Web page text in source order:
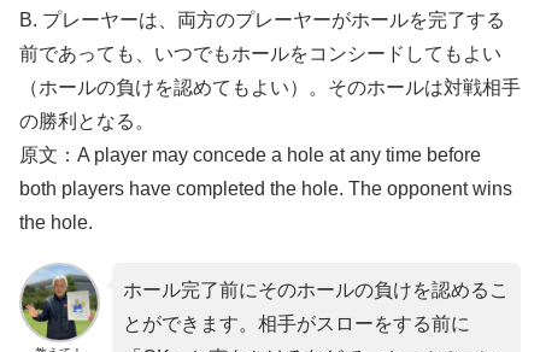
B. プレーヤーは、両⽅のプレーヤーがホールを完了する
前であっても、いつでもホールをコンシードしてもよい
（ホールの負けを認めてもよい）。そのホールは対戦相⼿
の勝利となる。
原文：A player may concede a hole at any time before
both players have completed the hole. The opponent wins
the hole.
ホール完了前にそのホールの負けを認めるこ
とができます。相手がスローをする前に